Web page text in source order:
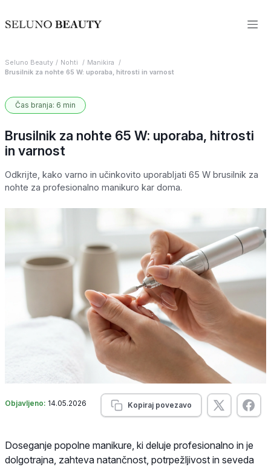
Seluno Beauty Nohti
Manikira
Brusilnik za nohte 65 W: uporaba, hitrosti in varnost
Čas branja: 6 min
Brusilnik za nohte 65 W: uporaba, hitrosti
in varnost
Odkrijte, kako varno in učinkovito uporabljati 65 W brusilnik za
nohte za profesionalno manikuro kar doma.
Objavljeno: 14.05.2026 Kopiraj povezavo
Doseganje popolne manikure, ki deluje profesionalno in je
dolgotrajna, zahteva natančnost, potrpežljivost in seveda